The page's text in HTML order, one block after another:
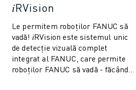
𝑖RVision
Le permitem roboților FANUC să
vadă! 𝑖RVision este sistemul unic
de detecție vizuală complet
integrat al FANUC, care permite
roboților FANUC să vadă - făcând